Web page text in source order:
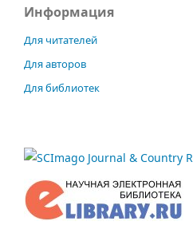
Информация
Для читателей
Для авторов
Для библиотек